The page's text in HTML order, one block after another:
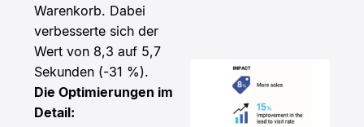
Warenkorb. Dabei
verbesserte sich der
Wert von 8,3 auf 5,7
Sekunden (-31 %).
Die Optimierungen im
Detail: